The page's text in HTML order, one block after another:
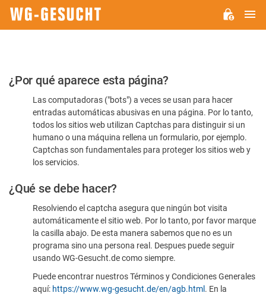
Por
favor,
confirme
humano
¿Por qué aparece esta página?
Las computadoras ("bots") a veces se usan para hacer
entradas automáticas abusivas en una página. Por lo tanto,
todos los sitios web utilizan Captchas para distinguir si un
humano o una máquina rellena un formulario, por ejemplo.
Captchas son fundamentales para proteger los sitios web y
los servicios.
¿Qué se debe hacer?
Resolviendo el captcha asegura que ningún bot visita
automáticamente el sitio web. Por lo tanto, por favor marque
la casilla abajo. De esta manera sabemos que no es un
programa sino una persona real. Despues puede seguir
usando WG-Gesucht.de como siempre.
Puede encontrar nuestros Términos y Condiciones Generales
aquí: https://www.wg-gesucht.de/en/agb.html . En la